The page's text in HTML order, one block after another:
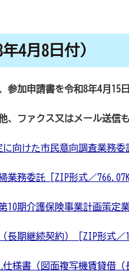
4月8日付）
参加申請書を令和8年4月
、ファクス又はメール送
向けた市民意向調査業務委
務委託 [ZIP形式／
期介護保険事業計画策定
期継続契約） [ZIP形式／
様書（図面複写機賃貸借（